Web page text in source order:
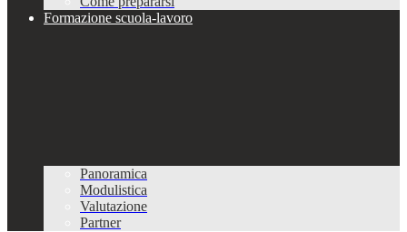
Formazione scuola-lavoro
Panoramica
Modulistica
Valutazione
Partner